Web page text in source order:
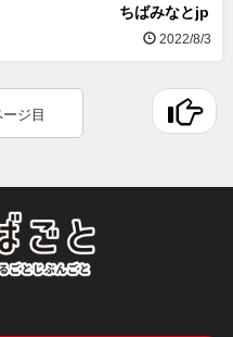
ちばみなとjp
2022/8/3
ジ目